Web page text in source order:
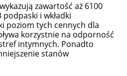
zawartość aż 6100
i wkładki
poziom tych cennych dla
korzystnie na odporność
intymnych. Ponadto
stanów